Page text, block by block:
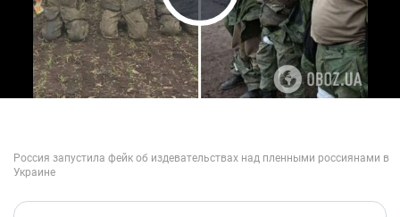
Play Video